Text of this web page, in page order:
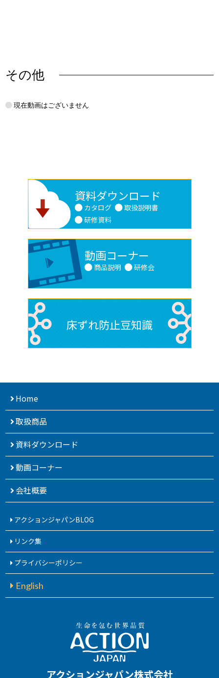
その他
現在動画はございません
資料ダウンロード
カタログ
取扱説明書
研修資料
動画コーナー
商品説明 研修会
床ずれ防止豆知識
Home
取扱商品
資料ダウンロード
動画コーナー
会社概要
アクションジャパンBLOG
リンク集
プライバシーポリシー
English
アクションジャパン株式会社